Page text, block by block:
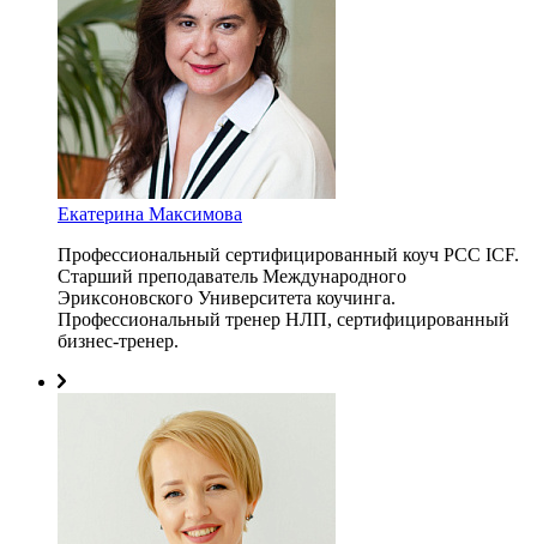
Екатерина Максимова
Профессиональный сертифицированный коуч PCC ICF.
Старший преподаватель Международного
Эриксоновского Университета коучинга.
Профессиональный тренер НЛП, сертифицированный
бизнес-тренер.